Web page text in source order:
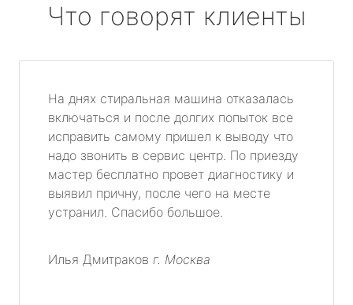
Что говорят клиенты
На днях стиральная машина отказалась
включаться и после долгих попыток все
исправить самому пришел к выводу что
надо звонить в сервис центр. По приезду
мастер бесплатно провет диагностику и
выявил причну, после чего на месте
устранил. Спасибо большое.
Илья Дмитраков г. Москва